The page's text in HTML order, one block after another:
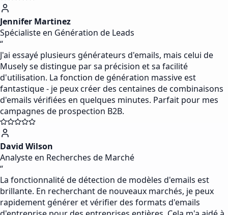
Jennifer Martinez
Spécialiste en Génération de Leads
“
J'ai essayé plusieurs générateurs d'emails, mais celui de
Musely se distingue par sa précision et sa facilité
d'utilisation. La fonction de génération massive est
fantastique - je peux créer des centaines de combinaisons
d'emails vérifiées en quelques minutes. Parfait pour mes
campagnes de prospection B2B.
David Wilson
Analyste en Recherches de Marché
“
La fonctionnalité de détection de modèles d'emails est
brillante. En recherchant de nouveaux marchés, je peux
rapidement générer et vérifier des formats d'emails